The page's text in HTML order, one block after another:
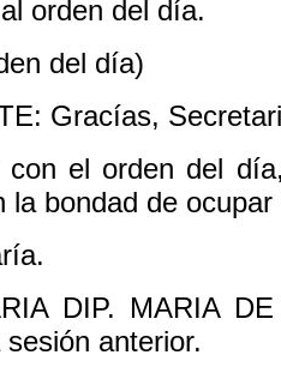
orden del día.
del día)
Gracías,
con el orden del
la bondad de
DIP. MARIA
anterior.